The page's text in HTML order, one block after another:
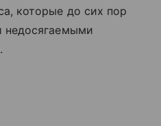
которые до сих пор
недосягаемыми